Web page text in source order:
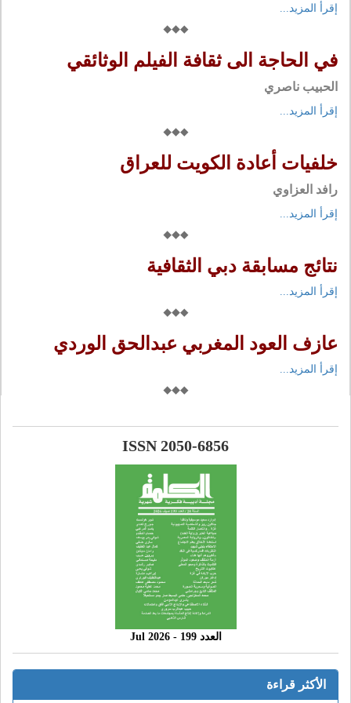
إقرأ المزيد...
في الحاجة الى ثقافة الفيلم الوثائقي
الحبيب ناصري
إقرأ المزيد...
خلفيات أعادة الكويت للعراق
رافد العزاوي
إقرأ المزيد...
نتائج مسابقة دبي الثقافية
إقرأ المزيد...
عازف العود المغربي عبدالحق الوردي
إقرأ المزيد...
ISSN 2050-6856
العدد 199 - 2026 Jul
الأكثر قراءة